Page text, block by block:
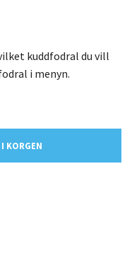
kuddfodral du vill
i menyn.
KORGEN